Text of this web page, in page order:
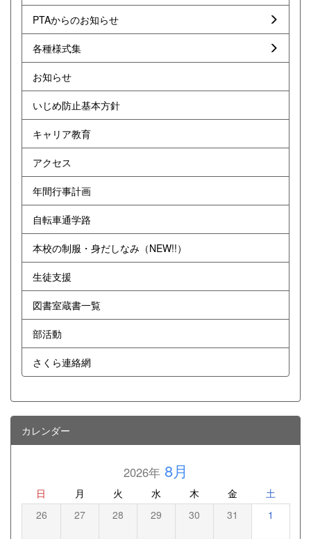
PTAからのお知らせ
各種様式集
お知らせ
いじめ防止基本方針
キャリア教育
アクセス
年間行事計画
自転車通学路
本校の制服・身だしなみ（NEW!!）
生徒支援
図書室蔵書一覧
部活動
さくら連絡網
カレンダー
2026年8月
日 月 火 水 木 金 土
26 27 28 29 30 31 1